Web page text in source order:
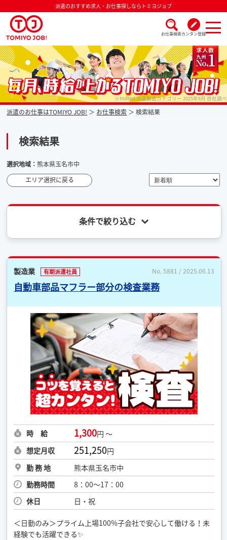
派遣のおすすめ求人・お仕事探しならトミヨジョブ
お仕事検索カンタン登録
派遣なら毎月時給が上がるトミヨジョブ ※Indeed 派遣製造カテゴリー 2025年8月 自社調べ
派遣のお仕事はTOMIYO JOB! お仕事検索 検索結果
検索結果
選択地域：熊本県玉名市中
エリア選択に戻る
条件で絞り込む
製造業 有期派遣社員 No. 5881 / 2025.06.13
自動車部品マフラー部分の検査業務
時 給 1,300円 ～
想定月収
251,250円
勤 務 地
熊本県玉名市中
勤務時間
8：00〜17：00
休日
日・祝
＜日勤のみ＞プライム上場100%子会社で安心して働ける！未
経験でも活躍できる✨